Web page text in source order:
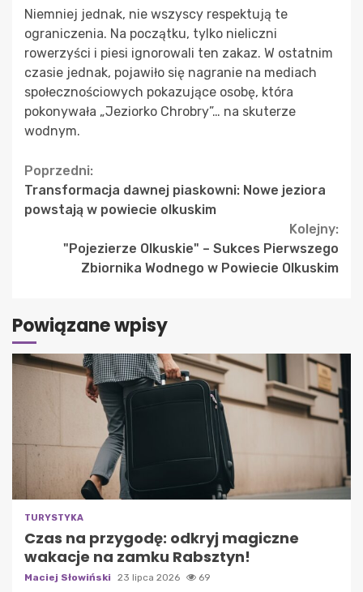
Niemniej jednak, nie wszyscy respektują te
ograniczenia. Na początku, tylko nieliczni
rowerzyści i piesi ignorowali ten zakaz. W ostatnim
czasie jednak, pojawiło się nagranie na mediach
społecznościowych pokazujące osobę, która
pokonywała „Jeziorko Chrobry”… na skuterze
wodnym.
Continue
Reading
Poprzedni:
Transformacja dawnej piaskowni: Nowe jeziora
powstają w powiecie olkuskim
Kolejny:
"Pojezierze Olkuskie" – Sukces Pierwszego
Zbiornika Wodnego w Powiecie Olkuskim
Powiązane wpisy
TURYSTYKA
Czas na przygodę: odkryj magiczne
wakacje na zamku Rabsztyn!
Maciej Słowiński 23 lipca 2026 69